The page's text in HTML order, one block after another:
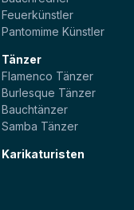
Feuerkünstler
Pantomime Künstler
Tänzer
Flamenco Tänzer
Burlesque Tänzer
Bauchtänzer
Samba Tänzer
Karikaturisten